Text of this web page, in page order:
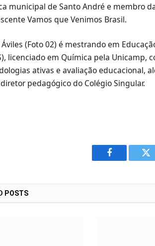
municipal de Santo André e membro
Vamos que Venimos Brasil.
Áviles (Foto 02) é mestrando em
licenciado em Química pela Unicamp,
ativas e avaliação educacional,
pedagógico do Colégio Singular.
Facebook
POSTS